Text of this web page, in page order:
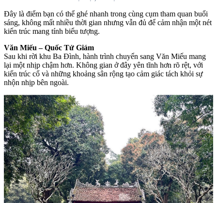
Đây là điểm bạn có thể ghé nhanh trong cùng cụm tham quan buổi
sáng, không mất nhiều thời gian nhưng vẫn đủ để cảm nhận một nét
kiến trúc mang tính biểu tượng.
Văn Miếu – Quốc Tử Giám
Sau khi rời khu Ba Đình, hành trình chuyển sang Văn Miếu mang
lại một nhịp chậm hơn. Không gian ở đây yên tĩnh hơn rõ rệt, với
kiến trúc cổ và những khoảng sân rộng tạo cảm giác tách khỏi sự
nhộn nhịp bên ngoài.